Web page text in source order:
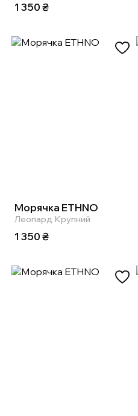
1 350₴
Морячка ETHNO
Леопард Крупний
1 350₴